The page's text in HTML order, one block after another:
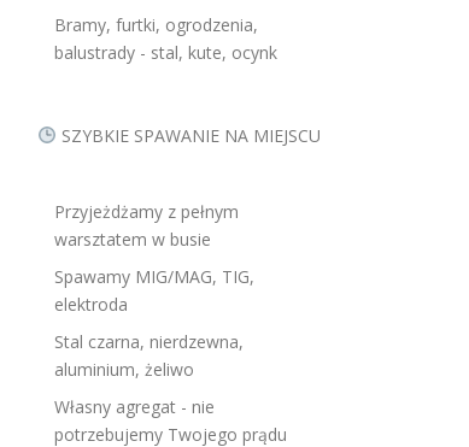
Bramy, furtki, ogrodzenia,
balustrady - stal, kute, ocynk
SZYBKIE SPAWANIE NA MIEJSCU
Przyjeżdżamy z pełnym
warsztatem w busie
Spawamy MIG/MAG, TIG,
elektroda
Stal czarna, nierdzewna,
aluminium, żeliwo
Własny agregat - nie
potrzebujemy Twojego prądu